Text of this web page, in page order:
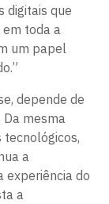
digitais que
toda a
um papel
depende de
mesma
a
experiência do
a